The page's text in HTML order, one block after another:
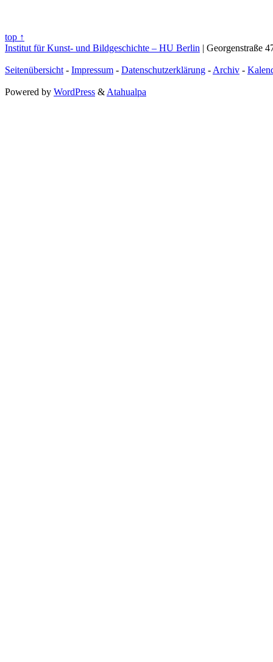
top ↑
Institut für Kunst- und Bildgeschichte – HU Berlin | Georgenstraße
Seitenübersicht - Impressum - Datenschutzerklärung - Archiv -
Powered by WordPress & Atahualpa